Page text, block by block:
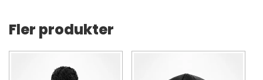
Fler produkter